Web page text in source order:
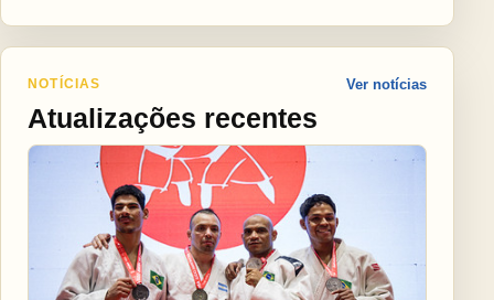
NOTÍCIAS
Atualizações recentes
Ver notícias